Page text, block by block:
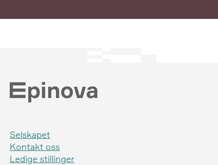
Selskapet
Kontakt oss
Ledige stillinger